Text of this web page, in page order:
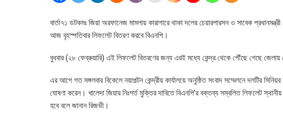
বার্তা৭১ ডটকমঃ জিয়া অরফানেজ মামলায় কারাগারে থাকা দলের চেয়ারপারসন ও সাবেক
আজ বৃহস্পতিবার লিফলেট বিতরণ করবে বিএনপি।
বুধবার (২৮ ফেব্রুয়ারি) এই লিফলেট বিতরণের জন্য এরই মধ্যে কেন্দ্র থেকে পৌঁছে গেছে জেলায়
এর আগে গত মঙ্গলবার বিকেলে নয়াপল্টন কেন্দ্রীয় কার্যালয়ে অনুষ্ঠিত সংবাদ সম্মেলনে দলটির
ঘোষণা করেন। খালেদা জিয়ার নিঃশর্ত মুক্তির দাবিতে বিএনপি’র বক্তব্য সম্বলিত লিফলেট
হবে বলে জানান রিজভী।